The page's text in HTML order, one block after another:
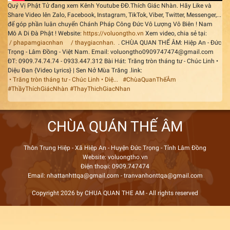
Quý Vị Phật Tử đang xem Kênh Youtube ĐĐ.Thích Giác Nhàn. Hãy Like và
Share Video lên Zalo, Facebook, Instagram, TikTok, Viber, Twitter, Messenger,...
để góp phần luân chuyển Chánh Pháp Công Đức Vô Lượng Vô Biên ! Nam
Mô A Di Đà Phật ! Website: https://voluongtho.vn Xem video, chia sẻ tại:
/ phapamgiacnhan
/ thaygiacnhan. . CHÙA QUAN THẾ ÂM: Hiệp An - Đức
Trọng - Lâm Đồng - Việt Nam. Email: voluongtho0909747474@gmail.com
ĐT: 0909.74.74.74 - 0933.447.312 Bài Hát: Trăng tròn tháng tư - Chúc Linh •
Diệu Đan {Video Lyrics} | Sen Nở Mùa Trăng .link:
• Trăng tròn tháng tư - Chúc Linh • Diệ...
#ChùaQuanThếÂm
#ThầyThíchGiácNhàn #ThayThichGiacNhan
CHÙA QUÁN THẾ ÂM
Thôn Trung Hiệp - Xã Hiệp An - Huyện Đức Trọng - Tỉnh Lâm Đồng
Website: voluongtho.vn
Điện thoại: 0909.747474
Email: nhattanhttqa@gmail.com - tranvanhonttqa@gmail.com
Copyright 2026 by CHUA QUAN THE AM - All rights reserved